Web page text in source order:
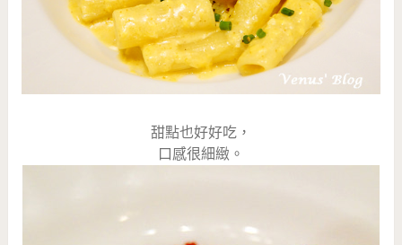
甜點也好好吃，
口感很細緻。